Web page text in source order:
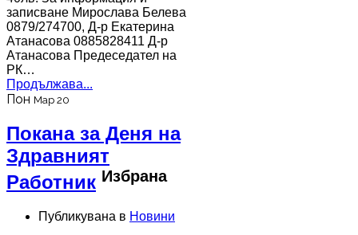
записване Мирослава Белева
0879/274700, Д-р Екатерина
Атанасова 0885828411 Д-р
Атанасова Предеседател на
РК…
Продължава...
Пон Мар 20
Покана за Деня на
Здравният
Работник Избрана
Публикувана в Новини